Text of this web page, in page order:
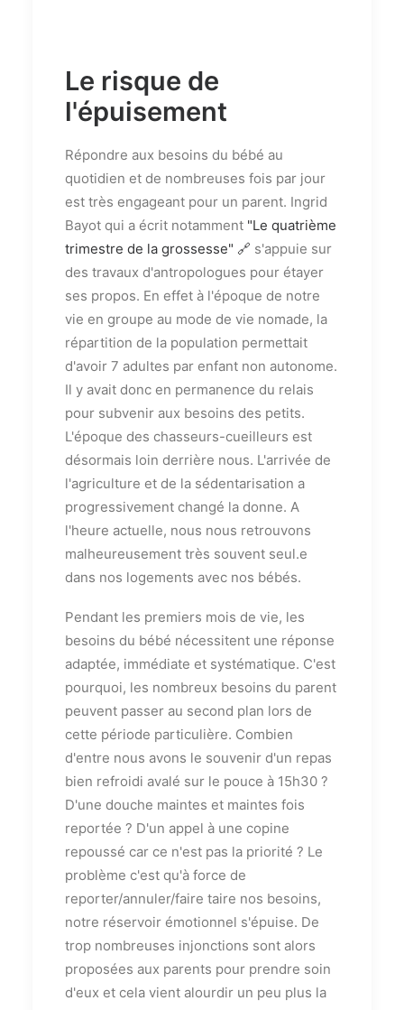
Le risque de
l'épuisement
Répondre aux besoins du bébé au
quotidien et de nombreuses fois par jour
est très engageant pour un parent. Ingrid
Bayot qui a écrit notamment "Le quatrième
trimestre de la grossesse" 🔗 s'appuie sur
des travaux d'antropologues pour étayer
ses propos. En effet à l'époque de notre
vie en groupe au mode de vie nomade, la
répartition de la population permettait
d'avoir 7 adultes par enfant non autonome.
Il y avait donc en permanence du relais
pour subvenir aux besoins des petits.
L'époque des chasseurs-cueilleurs est
désormais loin derrière nous. L'arrivée de
l'agriculture et de la sédentarisation a
progressivement changé la donne. A
l'heure actuelle, nous nous retrouvons
malheureusement très souvent seul.e
dans nos logements avec nos bébés.
Pendant les premiers mois de vie, les
besoins du bébé nécessitent une réponse
adaptée, immédiate et systématique. C'est
pourquoi, les nombreux besoins du parent
peuvent passer au second plan lors de
cette période particulière. Combien
d'entre nous avons le souvenir d'un repas
bien refroidi avalé sur le pouce à 15h30 ?
D'une douche maintes et maintes fois
reportée ? D'un appel à une copine
repoussé car ce n'est pas la priorité ? Le
problème c'est qu'à force de
reporter/annuler/faire taire nos besoins,
notre réservoir émotionnel s'épuise. De
trop nombreuses injonctions sont alors
proposées aux parents pour prendre soin
d'eux et cela vient alourdir un peu plus la